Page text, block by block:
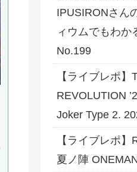
IPUSIRONさん
ィウムでもわか
No.199
【ライブレポ】
REVOLUTION
Joker Type 2.
【ライブレポ
夏ノ陣